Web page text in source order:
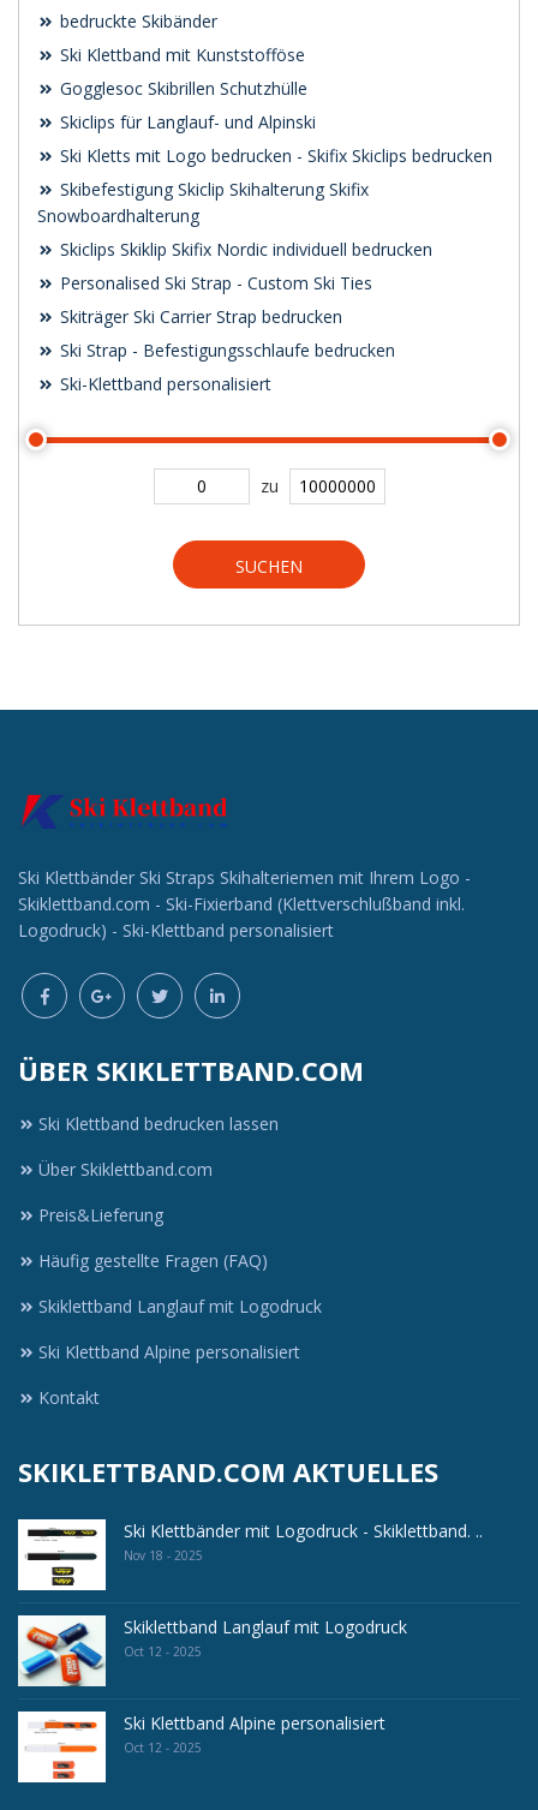
bedruckte Skibänder
Ski Klettband mit Kunststofföse
Gogglesoc Skibrillen Schutzhülle
Skiclips für Langlauf- und Alpinski
Ski Kletts mit Logo bedrucken - Skifix Skiclips bedrucken
Skibefestigung Skiclip Skihalterung Skifix
Snowboardhalterung
Skiclips Skiklip Skifix Nordic individuell bedrucken
Personalised Ski Strap - Custom Ski Ties
Skiträger Ski Carrier Strap bedrucken
Ski Strap - Befestigungsschlaufe bedrucken
Ski-Klettband personalisiert
zu
SUCHEN
Ski Klettbänder Ski Straps Skihalteriemen mit Ihrem Logo -
Skiklettband.com - Ski-Fixierband (Klettverschlußband inkl.
Logodruck) - Ski-Klettband personalisiert
ÜBER SKIKLETTBAND.COM
Ski Klettband bedrucken lassen
Über Skiklettband.com
Preis&Lieferung
Häufig gestellte Fragen (FAQ)
Skiklettband Langlauf mit Logodruck
Ski Klettband Alpine personalisiert
Kontakt
SKIKLETTBAND.COM AKTUELLES
Ski Klettbänder mit Logodruck - Skiklettband. ..
Nov 18 - 2025
Skiklettband Langlauf mit Logodruck
Oct 12 - 2025
Ski Klettband Alpine personalisiert
Oct 12 - 2025